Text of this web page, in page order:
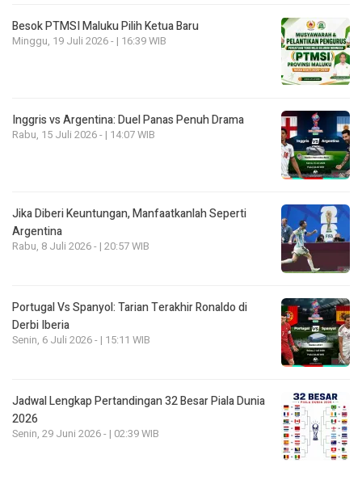
Besok PTMSI Maluku Pilih Ketua Baru
Minggu, 19 Juli 2026 - | 16:39 WIB
Inggris vs Argentina: Duel Panas Penuh Drama
Rabu, 15 Juli 2026 - | 14:07 WIB
Jika Diberi Keuntungan, Manfaatkanlah Seperti
Argentina
Rabu, 8 Juli 2026 - | 20:57 WIB
Portugal Vs Spanyol: Tarian Terakhir Ronaldo di
Derbi Iberia
Senin, 6 Juli 2026 - | 15:11 WIB
Jadwal Lengkap Pertandingan 32 Besar Piala Dunia
2026
Senin, 29 Juni 2026 - | 02:39 WIB